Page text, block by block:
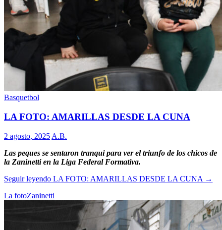
Basquetbol
LA FOTO: AMARILLAS DESDE LA CUNA
2 agosto, 2025 A.B.
Las peques se sentaron tranqui para ver el triunfo de los chicos de
la Zaninetti en la Liga Federal Formativa.
Seguir leyendo LA FOTO: AMARILLAS DESDE LA CUNA →
La fotoZaninetti